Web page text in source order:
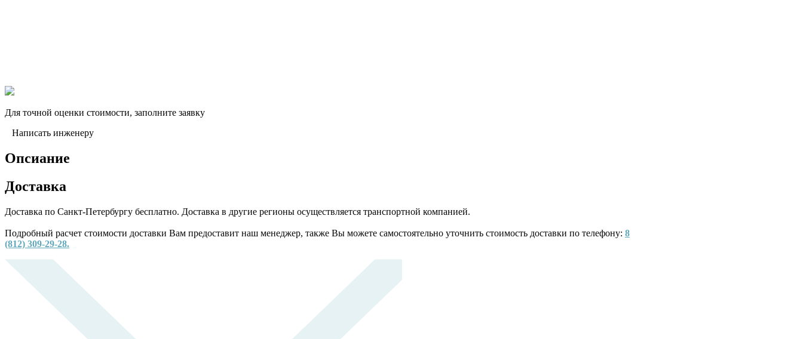
Для точной оценки стоимости, заполните заявку
Написать инженеру
Опсиание
Доставка
Доставка по Санкт-Петербургу бесплатно. Доставка в другие регионы осуществляется транспортной компанией.
Подробный расчет стоимости доставки Вам предоставит наш менеджер, также Вы можете самостоятельно уточнить стоимость доставки по телефону: 8
(812) 309-29-28.